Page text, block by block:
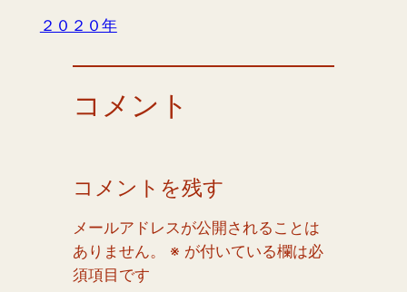
２０２０年
コメント
コメントを残す
メールアドレスが公開されることは
ありません。
※ が付いている欄は必
須項目です